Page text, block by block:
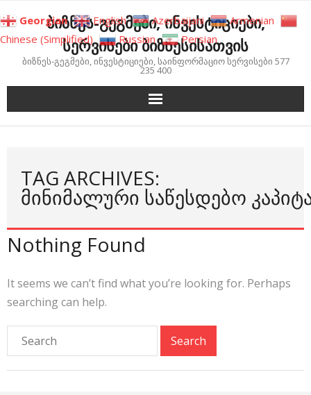
to
content
ბიზნეს-გეგმები, ინვესტიციები,
სერვისები ბიზნესისათვის
ბიზნეს-გეგმები, ინვესტიციები, საინფორმაციო სერვისები 577
235 400
TAG ARCHIVES:
ᲛᲘᲜᲘᲛᲐᲚᲣᲠᲘ ᲡᲐᲬᲔᲡᲓᲔᲑᲝ
Nothing Found
It seems we can’t find what you’re looking for. Perhaps
searching can help.
Georgian English Azerbaijani
Armenian
Chinese (Simplified)
Russian Persian